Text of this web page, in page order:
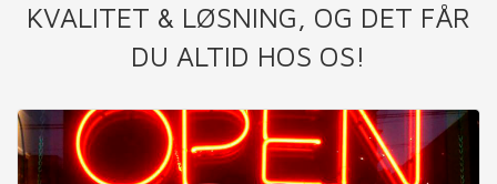
KVALITET & LØSNING, OG DET FÅR
DU ALTID HOS OS!